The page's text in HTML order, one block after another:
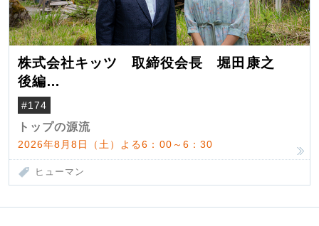
株式会社キッツ 取締役会長 堀田康之
後編
米国駐在でも浮かんだ八ヶ岳 山小屋を営
んだ父母
#174
トップの源流
2026年8月8日（土）よる6：00～6：30
ヒューマン